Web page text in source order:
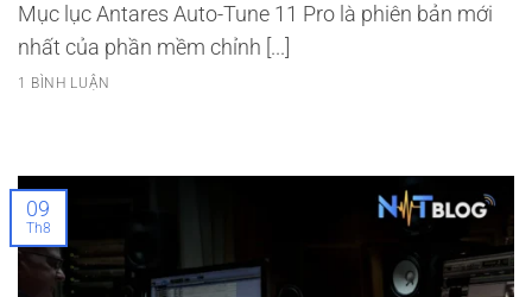
Mục lục Antares Auto-Tune 11 Pro là phiên bản mới
nhất của phần mềm chỉnh [...]
1 BÌNH LUẬN
09
Th8